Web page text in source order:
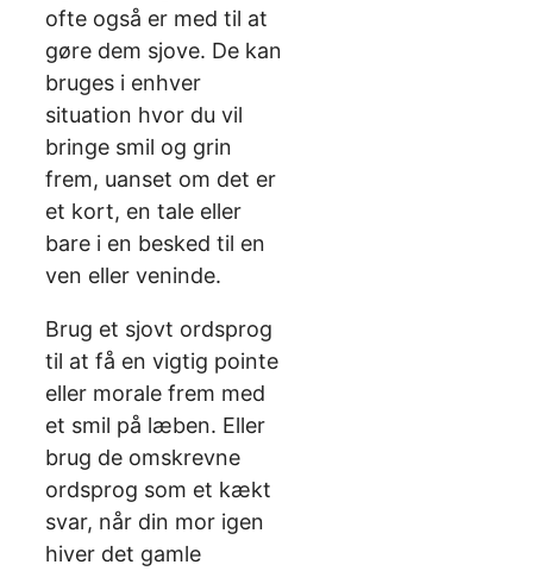
ofte også er med til at
gøre dem sjove. De kan
bruges i enhver
situation hvor du vil
bringe smil og grin
frem, uanset om det er
et kort, en tale eller
bare i en besked til en
ven eller veninde.
Brug et sjovt ordsprog
til at få en vigtig pointe
eller morale frem med
et smil på læben. Eller
brug de omskrevne
ordsprog som et kækt
svar, når din mor igen
hiver det gamle